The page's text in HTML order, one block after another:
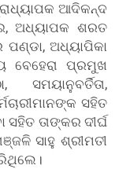
ଆଦିକନ୍ଦ
ଅଧ୍ୟାପକ ଶରତ
ଅଧ୍ୟାପିକା
ବେହେରା ପ୍ରମୁଖ
ସମୟାନୁବର୍ତିତା,
ସହିତ
ତାଙ୍କର ଦୀର୍ଘ
ସାହୁ ଶ୍ରୀମତୀ